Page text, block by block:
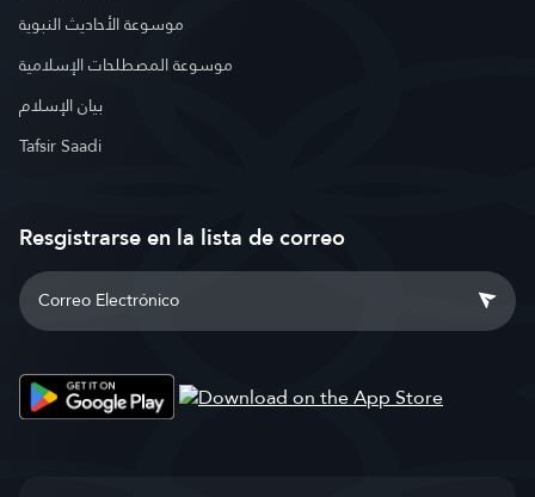
موسوعة الأحاديث النبوية
موسوعة المصطلحات الإسلامية
بيان الإسلام
Tafsir Saadi
Resgistrarse en la lista de correo